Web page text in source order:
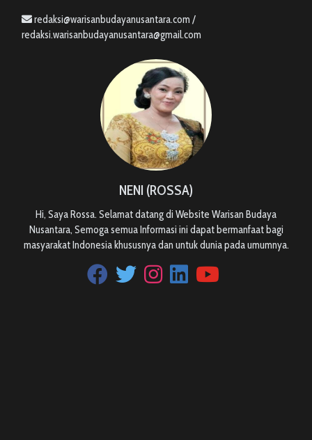
redaksi@warisanbudayanusantara.com /
redaksi.warisanbudayanusantara@gmail.com
NENI (ROSSA)
Hi, Saya Rossa. Selamat datang di Website Warisan Budaya
Nusantara, Semoga semua Informasi ini dapat bermanfaat bagi
masyarakat Indonesia khususnya dan untuk dunia pada umumnya.